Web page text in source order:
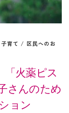
育て / 区民へのお
火薬ピス
さんのため
ョン